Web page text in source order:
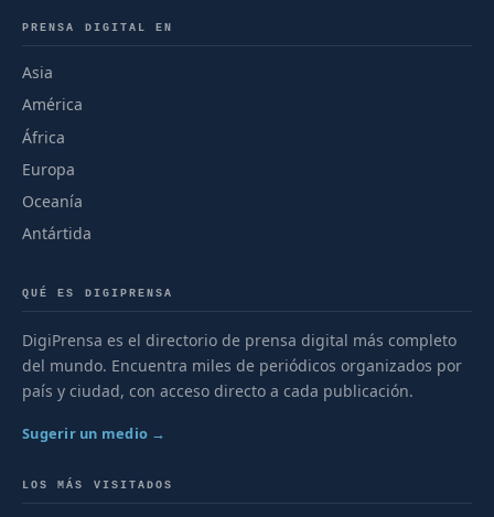
PRENSA DIGITAL EN
Asia
América
África
Europa
Oceanía
Antártida
QUÉ ES DIGIPRENSA
DigiPrensa es el directorio de prensa digital más completo
del mundo. Encuentra miles de periódicos organizados por
país y ciudad, con acceso directo a cada publicación.
Sugerir un medio →
LOS MÁS VISITADOS